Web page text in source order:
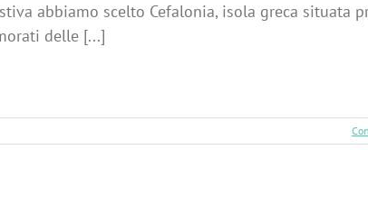
abbiamo scelto Cefalonia, isola greca situata
delle [...]